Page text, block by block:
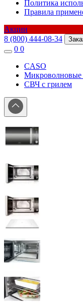
Политика
Правила
Акции
8 (800) 444-08-34
0 0
CASO
Микроволновые
СВЧ с грилем